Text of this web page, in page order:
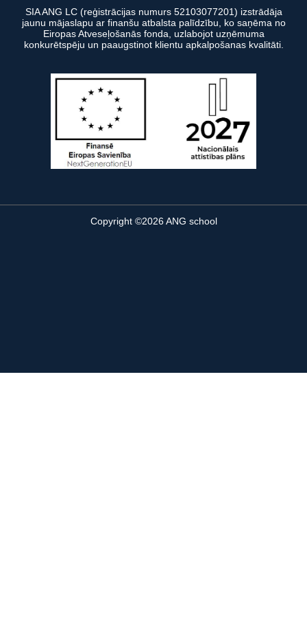
SIA ANG LC (reģistrācijas numurs 52103077201) izstrādāja
jaunu mājaslapu ar finanšu atbalsta palīdzību, ko saņēma no
Eiropas Atveseļošanās fonda, uzlabojot uzņēmuma
konkurētspēju un paaugstinot klientu apkalpošanas kvalitāti.
Copyright ©2026 ANG school